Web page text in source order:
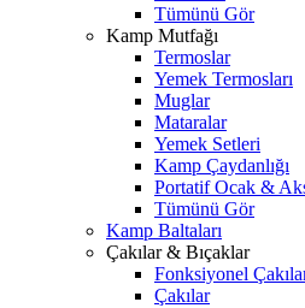
Tümünü Gör
Kamp Mutfağı
Termoslar
Yemek Termosları
Muglar
Mataralar
Yemek Setleri
Kamp Çaydanlığı
Portatif Ocak &
Tümünü Gör
Kamp Baltaları
Çakılar & Bıçaklar
Fonksiyonel
Çakılar